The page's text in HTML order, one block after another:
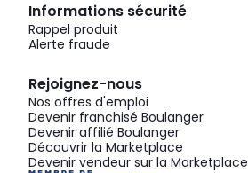
Informations sécurité
Rappel produit
Alerte fraude
Rejoignez-nous
Nos offres d'emploi
Devenir franchisé Boulanger
Devenir affilié Boulanger
Découvrir la Marketplace
Devenir vendeur sur la Marketplace